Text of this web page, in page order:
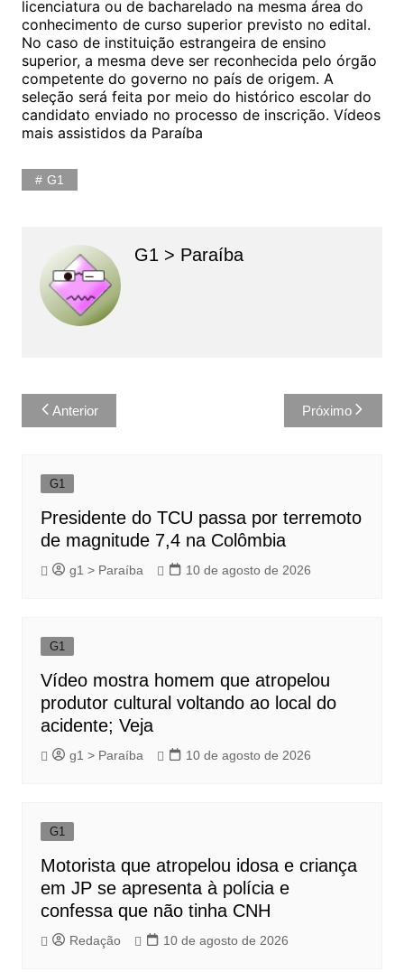
licenciatura ou de bacharelado na mesma área do
conhecimento de curso superior previsto no edital.
No caso de instituição estrangeira de ensino
superior, a mesma deve ser reconhecida pelo órgão
competente do governo no país de origem. A
seleção será feita por meio do histórico escolar do
candidato enviado no processo de inscrição. Vídeos
mais assistidos da Paraíba
G1
G1 > Paraíba
Navegação
de
Anterior Próximo
G1
Presidente do TCU passa por terremoto
de magnitude 7,4 na Colômbia
g1 > Paraíba 10 de agosto de 2026
G1
Vídeo mostra homem que atropelou
produtor cultural voltando ao local do
acidente; Veja
g1 > Paraíba 10 de agosto de 2026
G1
Motorista que atropelou idosa e criança
em JP se apresenta à polícia e
confessa que não tinha CNH
Redação 10 de agosto de 2026